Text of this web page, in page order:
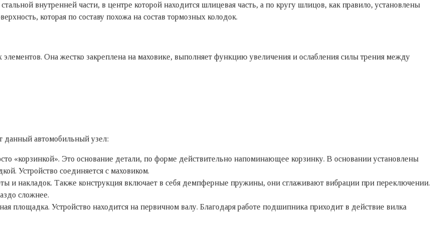
внутренней части, в центре которой находится шлицевая часть, а по кругу шлицов, как правило, установлены
которая по составу похожа на состав тормозных колодок.
Она жестко закреплена на маховике, выполняет функцию увеличения и ослабления силы трения между
данный автомобильный узел:
«корзинкой». Это основание детали, по форме действительно напоминающее корзинку. В основании установлены
Устройство соединяется с маховиком.
и накладок. Также конструкция включает в себя демпферные пружины, они сглаживают вибрации при переключении.
сложнее.
Устройство находится на первичном валу. Благодаря работе подшипника приходит в действие вилка